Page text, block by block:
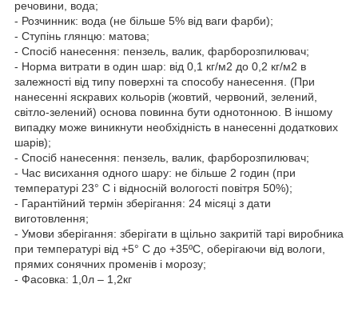
речовини, вода;
- Розчинник: вода (не більше 5% від ваги фарби);
- Ступінь глянцю: матова;
- Спосіб нанесення: пензель, валик, фарборозпилювач;
- Норма витрати в один шар: від 0,1 кг/м2 до 0,2 кг/м2 в
залежності від типу поверхні та способу нанесення. (При
нанесенні яскравих кольорів (жовтий, червоний, зелений,
світло-зелений) основа повинна бути однотонною. В іншому
випадку може виникнути необхідність в нанесенні додаткових
шарів);
- Спосіб нанесення: пензель, валик, фарборозпилювач;
- Час висихання одного шару: не більше 2 годин (при
температурі 23° С і відносній вологості повітря 50%);
- Гарантійний термін зберігання: 24 місяці з дати
виготовлення;
- Умови зберігання: зберігати в щільно закритій тарі виробника
при температурі від +5° С до +35ºС, оберігаючи від вологи,
прямих сонячних променів і морозу;
- Фасовка: 1,0л – 1,2кг